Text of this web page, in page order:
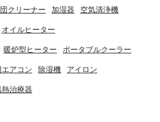
クリーナー 加湿器 空気清浄機
オイルヒーター
暖炉型ヒーター ポータブルクーラー
エアコン 除湿機 アイロン
熱治療器